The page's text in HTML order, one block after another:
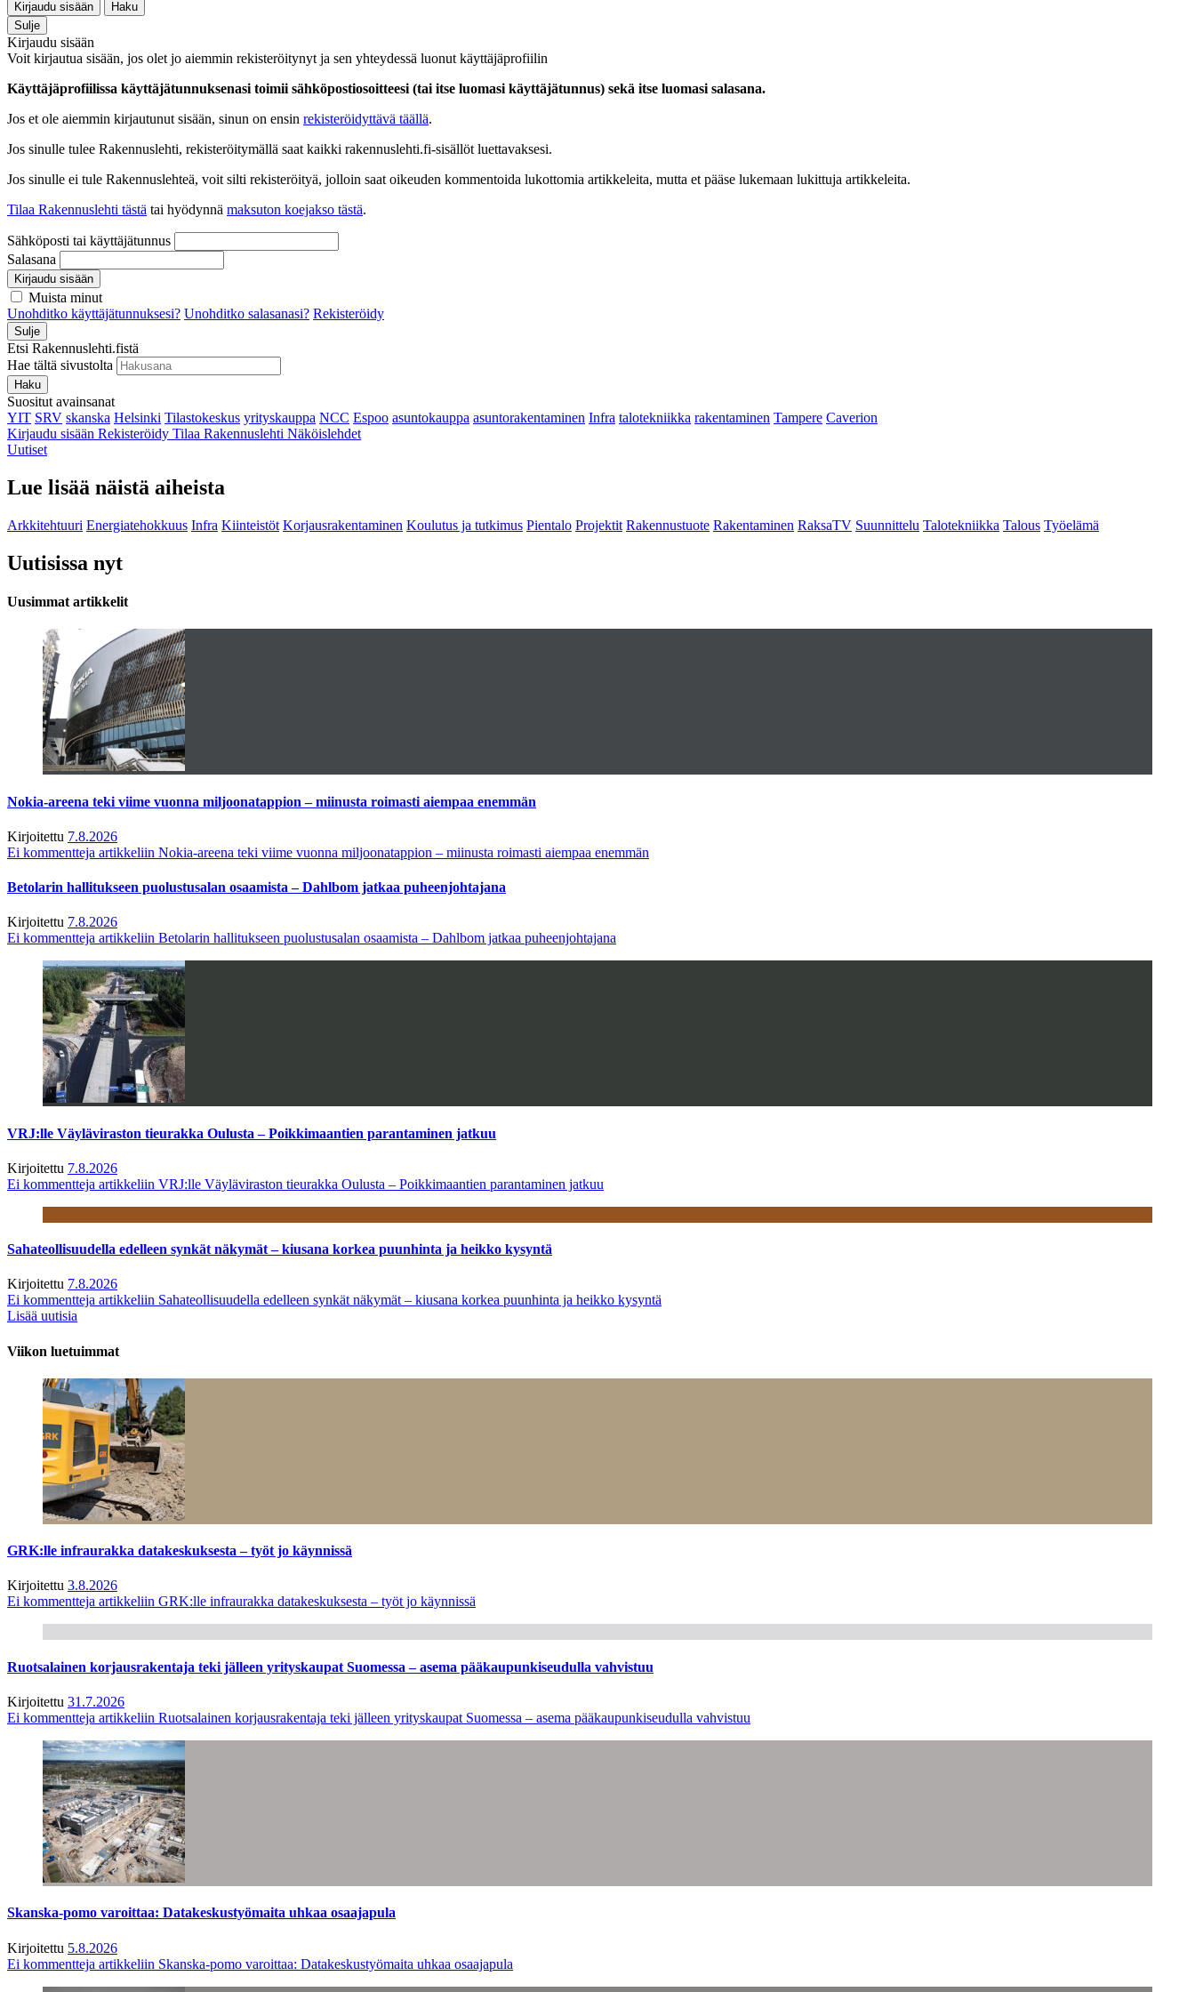
Kirjaudu sisään
Haku
Sulje
Kirjaudu sisään
Voit kirjautua sisään, jos olet jo aiemmin rekisteröitynyt ja sen yhteydessä luonut käyttäjäprofiilin
Käyttäjäprofiilissa käyttäjätunnuksenasi toimii sähköpostiosoitteesi (tai itse luomasi käyttäjätunnus) sekä itse luomasi salasana.
Jos et ole aiemmin kirjautunut sisään, sinun on ensin rekisteröidyttävä täällä.
Jos sinulle tulee Rakennuslehti, rekisteröitymällä saat kaikki rakennuslehti.fi-sisällöt luettavaksesi.
Jos sinulle ei tule Rakennuslehteä, voit silti rekisteröityä, jolloin saat oikeuden kommentoida lukottomia artikkeleita, mutta et pääse lukemaan lukittuja artikkeleita.
Tilaa Rakennuslehti tästä tai hyödynnä maksuton koejakso tästä.
Sähköposti tai käyttäjätunnus
Salasana
Kirjaudu sisään
Muista minut
Unohditko käyttäjätunnuksesi? Unohditko salasanasi? Rekisteröidy
Sulje
Etsi Rakennuslehti.fistä
Hae tältä sivustolta
Haku
Suositut avainsanat
YIT SRV skanska Helsinki Tilastokeskus yrityskauppa NCC Espoo asuntokauppa asuntorakentaminen Infra talotekniikka rakentaminen Tampere Caverion
Kirjaudu sisään Rekisteröidy Tilaa Rakennuslehti Näköislehdet
Uutiset
Lue lisää näistä aiheista
Arkkitehtuuri Energiatehokkuus Infra Kiinteistöt Korjausrakentaminen Koulutus ja tutkimus Pientalo Projektit Rakennustuote Rakentaminen RaksaTV Suunnittelu Talotekniikka Talous Työelämä
Uutisissa nyt
Uusimmat artikkelit
Nokia-areena teki viime vuonna miljoonatappion – miinusta roimasti aiempaa enemmän
Kirjoitettu 7.8.2026
Ei kommentteja artikkeliin Nokia-areena teki viime vuonna miljoonatappion – miinusta roimasti aiempaa enemmän
Betolarin hallitukseen puolustusalan osaamista – Dahlbom jatkaa puheenjohtajana
Kirjoitettu 7.8.2026
Ei kommentteja artikkeliin Betolarin hallitukseen puolustusalan osaamista – Dahlbom jatkaa puheenjohtajana
VRJ:lle Väyläviraston tieurakka Oulusta – Poikkimaantien parantaminen jatkuu
Kirjoitettu 7.8.2026
Ei kommentteja artikkeliin VRJ:lle Väyläviraston tieurakka Oulusta – Poikkimaantien parantaminen jatkuu
Sahateollisuudella edelleen synkät näkymät – kiusana korkea puunhinta ja heikko kysyntä
Kirjoitettu 7.8.2026
Ei kommentteja artikkeliin Sahateollisuudella edelleen synkät näkymät – kiusana korkea puunhinta ja heikko kysyntä
Lisää uutisia
Viikon luetuimmat
GRK:lle infraurakka datakeskuksesta – työt jo käynnissä
Kirjoitettu 3.8.2026
Ei kommentteja artikkeliin GRK:lle infraurakka datakeskuksesta – työt jo käynnissä
Ruotsalainen korjausrakentaja teki jälleen yrityskaupat Suomessa – asema pääkaupunkiseudulla vahvistuu
Kirjoitettu 31.7.2026
Ei kommentteja artikkeliin Ruotsalainen korjausrakentaja teki jälleen yrityskaupat Suomessa – asema pääkaupunkiseudulla vahvistuu
Skanska-pomo varoittaa: Datakeskustyömaita uhkaa osaajapula
Kirjoitettu 5.8.2026
Ei kommentteja artikkeliin Skanska-pomo varoittaa: Datakeskustyömaita uhkaa osaajapula